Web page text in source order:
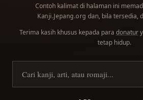
Contoh kalimat di halaman ini
Kanji.Jepang.org dan, bila tersedia,
Terima kasih khusus kepada para donatur
tetap hidup.
Cari kanji